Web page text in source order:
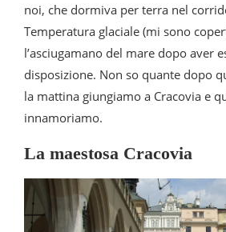
noi, che dormiva per terra nel
Temperatura glaciale (mi sono
l’asciugamano del mare dopo aver
disposizione. Non so quante dopo
la mattina giungiamo a Cracovia e
innamoriamo.
La maestosa Cracovia